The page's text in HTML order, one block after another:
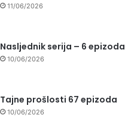
11/06/2026
Nasljednik serija – 6 epizoda
10/06/2026
Tajne prošlosti 67 epizoda
10/06/2026